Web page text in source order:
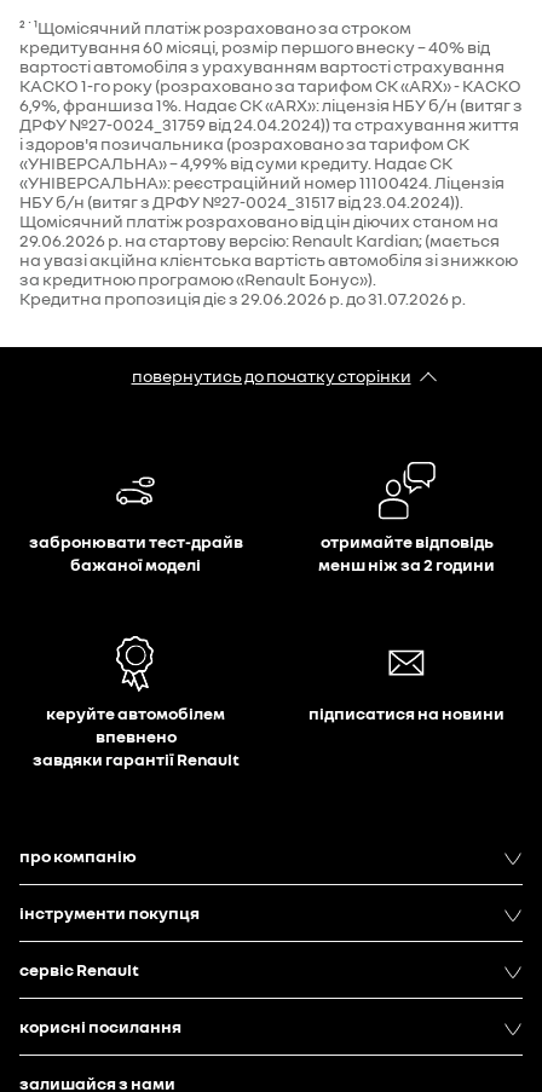
²˙¹Щомісячний платіж розраховано за строком
кредитування 60 місяці, розмір першого внеску – 40% від
вартості автомобіля з урахуванням вартості страхування
КАСКО 1-го року (розраховано за тарифом СК «ARX» - КАСКО
6,9%, франшиза 1%. Надає СК «ARX»: ліцензія НБУ б/н (витяг з
ДРФУ №27-0024_31759 від 24.04.2024)) та страхування життя
і здоров'я позичальника (розраховано за тарифом СК
«УНІВЕРСАЛЬНА» – 4,99% від суми кредиту. Надає СК
«УНІВЕРСАЛЬНА»: реєстраційний номер 11100424. Ліцензія
НБУ б/н (витяг з ДРФУ №27-0024_31517 від 23.04.2024)).
Щомісячний платіж розраховано від цін діючих станом на
29.06.2026 р. на стартову версію: Renault Kardian; (мається
на увазі акційна клієнтська вартість автомобіля зі знижкою
за кредитною програмою «Renault Бонус»).
Кредитна пропозиція діє з 29.06.2026 р. до 31.07.2026 р.
повернутись до початку сторінки
забронювати тест-драйв
бажаної моделі
отримайте відповідь
менш ніж за 2 години
керуйте автомобілем
впевнено
завдяки гарантії Renault
підписатися на новини
про компанію
інструменти покупця
сервіс Renault
корисні посилання
залишайся з нами